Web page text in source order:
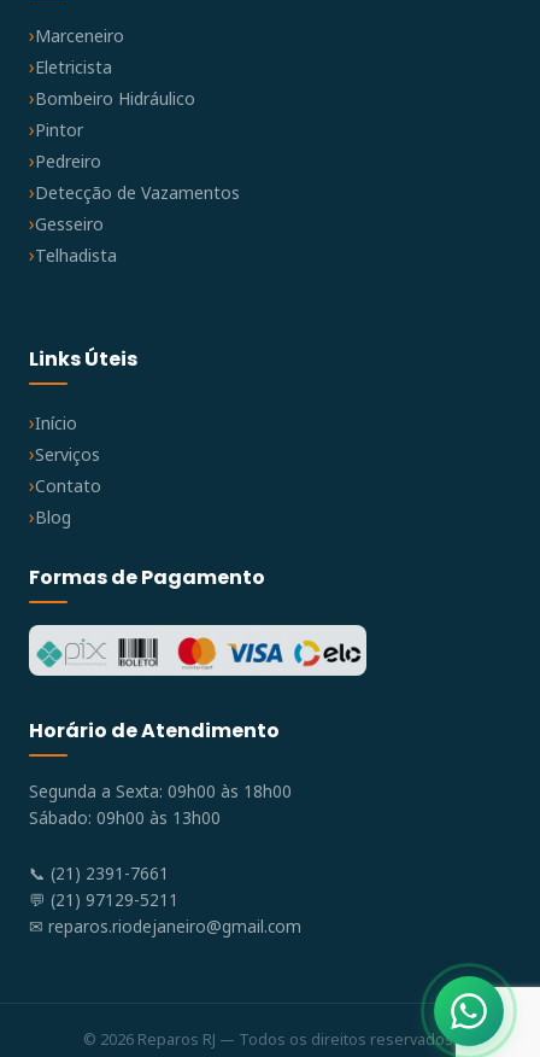
Marceneiro
Eletricista
Bombeiro Hidráulico
Pintor
Pedreiro
Detecção de Vazamentos
Gesseiro
Telhadista
Links Úteis
Início
Serviços
Contato
Blog
Formas de Pagamento
Horário de Atendimento
Segunda a Sexta: 09h00 às 18h00
Sábado: 09h00 às 13h00
📞 (21) 2391-7661
💬 (21) 97129-5211
✉ reparos.riodejaneiro@gmail.com
© 2026 Reparos RJ — Todos os direitos reservados.